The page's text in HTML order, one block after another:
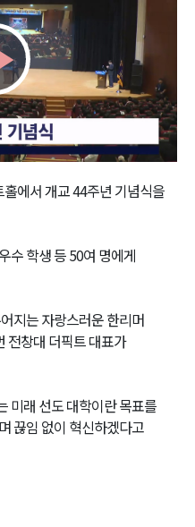
에서 개교 44주년 기념식을
수 학생 등 50여 명에게
지는 자랑스러운 한리머
전창대 더픽트 대표가
미래 선도 대학이란 목표를
끊임 없이 혁신하겠다고